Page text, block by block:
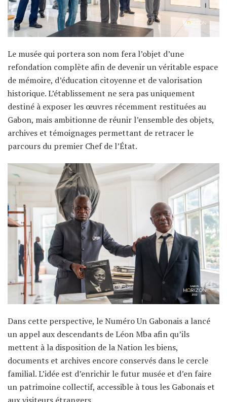
Le musée qui portera son nom fera l’objet d’une
refondation complète afin de devenir un véritable espace
de mémoire, d’éducation citoyenne et de valorisation
historique. L’établissement ne sera pas uniquement
destiné à exposer les œuvres récemment restituées au
Gabon, mais ambitionne de réunir l’ensemble des objets,
archives et témoignages permettant de retracer le
parcours du premier Chef de l’État.
Dans cette perspective, le Numéro Un Gabonais a lancé
un appel aux descendants de Léon Mba afin qu’ils
mettent à la disposition de la Nation les biens,
documents et archives encore conservés dans le cercle
familial. L’idée est d’enrichir le futur musée et d’en faire
un patrimoine collectif, accessible à tous les Gabonais et